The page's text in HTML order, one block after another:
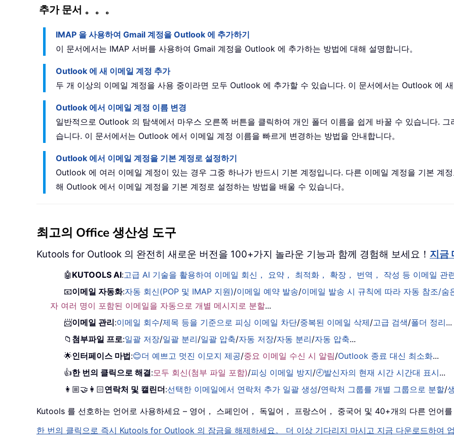
추가 문서 。。。
IMAP 을 사용하여 Gmail 계정을 Outlook 에 추가하기
이 문서에서는 IMAP 서버를 사용하여 Gmail 계정을 Outlook 에 추가하는 방법에 대해 설명합니다。
Outlook 에 새 이메일 계정 추가
두 개 이상의 이메일 계정을 사용 중이라면 모두 Outlook 에 추가할 수 있습니다. 이 문서에서는 Outlook 에
Outlook 에서 이메일 계정 이름 변경
일반적으로 Outlook 의 탐색에서 마우스 오른쪽 버튼을 클릭하여 개인 폴더 이름을 쉽게 바꿀 수 있습니다.
습니다. 이 문서에서는 Outlook 에서 이메일 계정 이름을 빠르게 변경하는 방법을 안내합니다。
Outlook 에서 이메일 계정을 기본 계정로 설정하기
Outlook 에 여러 이메일 계정이 있는 경우 그중 하나가 반드시 기본 계정입니다. 다른 이메일 계정을 기본 계
해 Outlook 에서 이메일 계정을 기본 계정로 설정하는 방법을 배울 수 있습니다。
최고의 Office 생산성 도구
Kutools for Outlook 의 완전히 새로운 버전을 100+가지 놀라운 기능과 함께 경험해 보세요！ 지금
🤖 KUTOOLS AI:고급 AI 기술을 활용하여 이메일 회신， 요약， 최적화， 확장， 번역， 작성 등 이메일 관
📧이메일 자동화:자동 회신(POP 및 IMAP 지원)/이메일 예약 발송/이메일 발송 시 규칙에 따라 자동 참조/숨
자 여러 명이 포함된 이메일을 자동으로 개별 메시지로 분할...
📨이메일 관리:이메일 회수/제목 등을 기준으로 피싱 이메일 차단/중복된 이메일 삭제/고급 검색/폴더 정리...
📁 첨부파일 프로:일괄 저장/일괄 분리/일괄 압축/자동 저장/자동 분리/자동 압축...
🌟인터페이스 마법:😊더 예쁘고 멋진 이모지 제공/중요 이메일 수신 시 알림/Outlook 종료 대신 최소화...
👍한 번의 클릭으로 해결:모두 회신(첨부 파일 포함)/피싱 이메일 방지/🕘발신자의 현재 시간 시간대 표시...
👩🏼‍🤝‍👩🏻연락처 및 캘린더:선택한 이메일에서 연락처 추가 일괄 생성/연락처 그룹를 개별 그룹으로 분할/
Kutools 를 선호하는 언어로 사용하세요 – 영어， 스페인어， 독일어， 프랑스어， 중국어 및 40+개의 다른 언어를
한 번의 클릭으로 즉시 Kutools for Outlook 의 잠금을 해제하세요。 더 이상 기다리지 마시고 지금 다운로드하여